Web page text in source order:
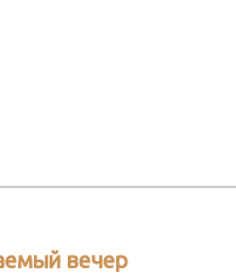
вечер